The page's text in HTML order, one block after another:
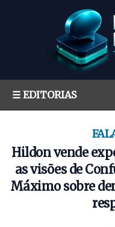
☰ EDITORIAS
Hildon vende
as visões de
Máximo sobre